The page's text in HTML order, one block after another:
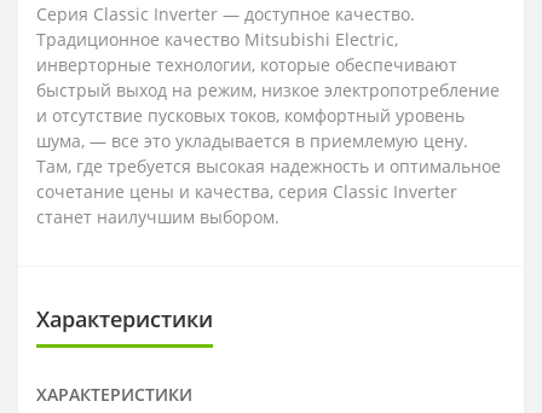
Серия Classic Inverter — доступное качество.
Традиционное качество Mitsubishi Electric,
инверторные технологии, которые обеспечивают
быстрый выход на режим, низкое электропотребление
и отсутствие пусковых токов, комфортный уровень
шума, — все это укладывается в приемлемую цену.
Там, где требуется высокая надежность и оптимальное
сочетание цены и качества, серия Classic Inverter
станет наилучшим выбором.
Характеристики
ХАРАКТЕРИСТИКИ